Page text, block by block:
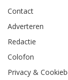
Contact
Adverteren
Redactie
Colofon
Privacy &